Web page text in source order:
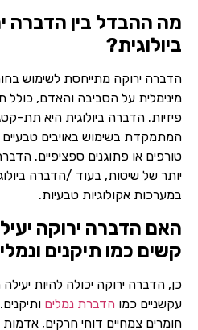
מה ההבדל בין הדברה
ביולוגית?
הדברה ירוקה מתייחסת לשימוש
מינימלית על הסביבה והאדם, כולל
פיזיות. הדברה ביולוגית היא תת-
המתמקדת בשימוש באויבים
טורפים או פתוגנים ספציפיים.
יותר של שיטות, בעוד /הדברה
במערכות אקולוגיות טבעיות.
האם הדברה ירוקה
קשים כמו תיקנים
כן, הדברה ירוקה יכולה להיות
עקשניים כמו הדברת נמלים
חומרים צמחיים דוחי חרקים, אדמות